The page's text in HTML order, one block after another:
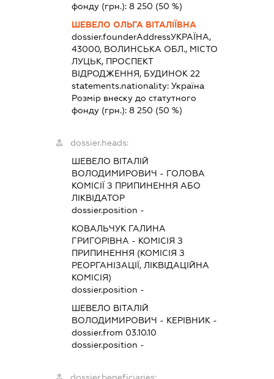
фонду (грн.): 8 250 (50 %)
ШЕВЕЛО ОЛЬГА ВІТАЛІЇВНА
dossier.founderAddressУКРАЇНА,
43000, ВОЛИНСЬКА ОБЛ., МІСТО
ЛУЦЬК, ПРОСПЕКТ
ВІДРОДЖЕННЯ, БУДИНОК 22
statements.nationality: Україна
Розмір внеску до статутного
фонду (грн.): 8 250 (50 %)
dossier.heads:
ШЕВЕЛО ВІТАЛІЙ
ВОЛОДИМИРОВИЧ - ГОЛОВА
КОМІСІЇ З ПРИПИНЕННЯ АБО
ЛІКВІДАТОР
dossier.position -
КОВАЛЬЧУК ГАЛИНА
ГРИГОРІВНА - КОМІСІЯ З
ПРИПИНЕННЯ (КОМІСІЯ З
РЕОРГАНІЗАЦІЇ, ЛІКВІДАЦІЙНА
КОМІСІЯ)
dossier.position -
ШЕВЕЛО ВІТАЛІЙ
ВОЛОДИМИРОВИЧ - КЕРІВНИК-
dossier.from 03.10.10
dossier.position -